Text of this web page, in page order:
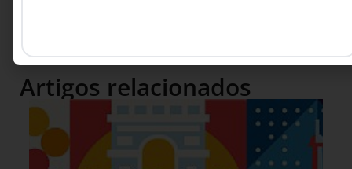
Artigos relacionados